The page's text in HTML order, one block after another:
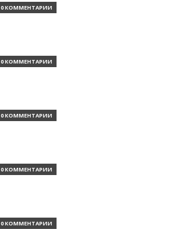
0 КОММЕНТАРИИ
0 КОММЕНТАРИИ
0 КОММЕНТАРИИ
0 КОММЕНТАРИИ
0 КОММЕНТАРИИ